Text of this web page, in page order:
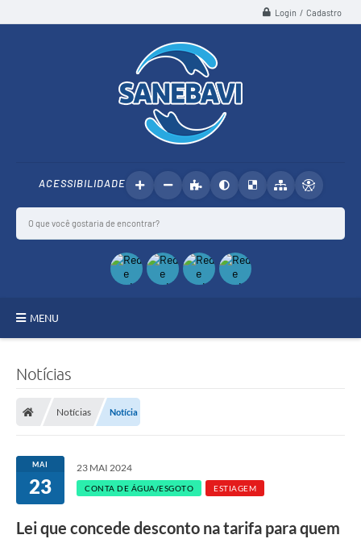
Login / Cadastro
ACESSIBILIDADE
MENU
ÁGUA
COMPRAS E LICITAÇÕES
Notícias
Notícias Notícia
MAI
23
23 MAI 2024
CONTA DE ÁGUA/ESGOTO ESTIAGEM
Lei que concede desconto na tarifa para quem